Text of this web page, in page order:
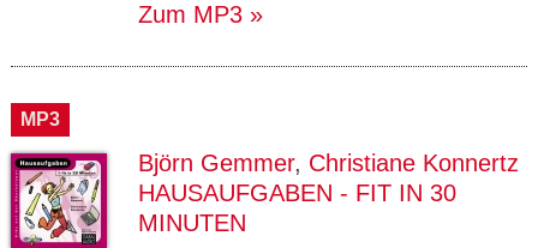
Zum MP3
MP3
Björn Gemmer, Christiane Konnertz
HAUSAUFGABEN - FIT IN 30
MINUTEN